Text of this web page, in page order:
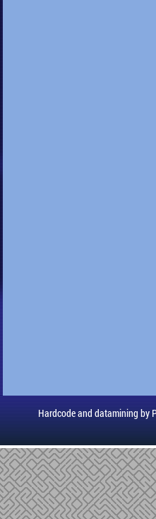
Hardcode and datamining by